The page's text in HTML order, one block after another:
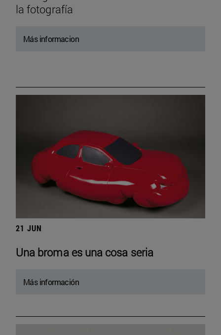
la fotografía
Más informacion
21 JUN
Una broma es una cosa seria
Más información